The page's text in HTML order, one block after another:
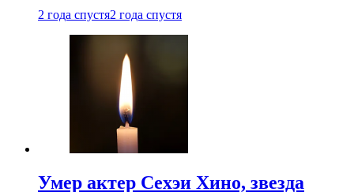
2 года спустя2 года спустя
Умер актер Сехэи Хино, звезда